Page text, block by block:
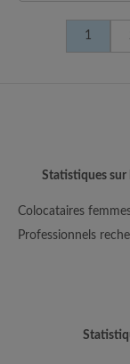
1
Statistiques sur
Colocataires
Professionnels